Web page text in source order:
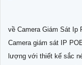
về Camera Giám Sát Ip
Camera giám sát IP
lượng với thiết kế sắc